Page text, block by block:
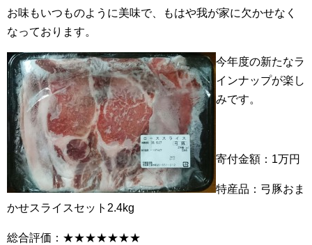
お味もいつものように美味で、もはや我が家に欠かせなく
なっております。
今年度の新たなラ
インナップが楽し
みです。
寄付金額：1万円
特産品：弓豚おま
かせスライスセット2.4kg
総合評価：★★★★★★★